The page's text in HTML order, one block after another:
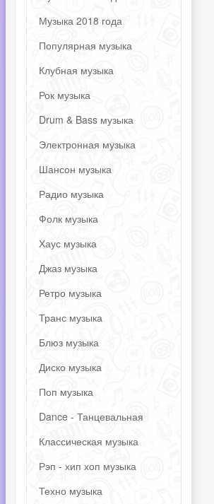
Музыка 2018 года
Популярная музыка
Клубная музыка
Рок музыка
Drum & Bass музыка
Электронная музыка
Шансон музыка
Радио музыка
Фолк музыка
Хаус музыка
Джаз музыка
Ретро музыка
Транс музыка
Блюз музыка
Диско музыка
Поп музыка
Dance - Танцевальная
Классическая музыка
Рэп - хип хоп музыка
Техно музыка